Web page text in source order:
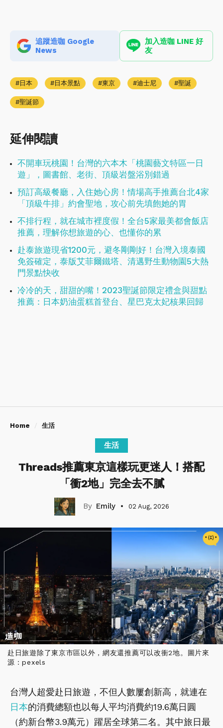
追蹤造咖 Google
News
加入造咖 LINE 好
友
日本 日本景點 東京 迪士尼 聖誕
聖誕節
延伸閱讀
不開車玩桃園！台灣的六本木「桃園藝文特區一日
遊」，圖書館、老街、頂級岩盤浴別錯過
預訂高級餐廳，入住她心房！情場高手推薦台北4家
「頂級牛排」約會聖地，攻心前先填飽她的胃
不排行程，就在城市裡度假！全台5家最美都會飯店
推薦，理解你想旅遊的心、也懂你的累
赴泰旅遊現省1200元，避冬剛剛好！台灣入境泰國
免簽確定，泰版艾菲爾鐵塔、清邁野生動物園5大熱
門景點快收
冷冷的天，甜甜的嘴！2023聖誕節限定禮盒與甜點
推薦：日本奶油蛋糕首登台、星巴克太妃核果回歸
Home 生活
生活
Threads推薦東京這樣玩更迷人！搭配
「衝2地」完全去不膩
Emily 02 Aug, 2026
赴日旅遊除了東京市區以外，網友還推薦可以改衝2地。圖片來
源：pexels
台灣人超愛赴日旅遊，不但人數屢創新高，就連在
日本的消費總額也以每人平均消費約19.6萬日圓
（約新台幣3.9萬元）躍居全球第二名。其中旅日最